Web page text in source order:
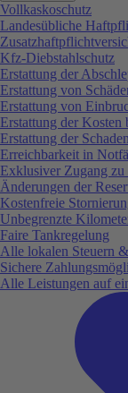
Vollkaskoschutz
Landesübliche
Kfz-Diebstahlschutz
Erstattung der
Erstattung von
Erstattung von
Erstattung der Kosten
Erstattung der
Erreichbarkeit in
Exklusiver Zugang
Änderungen der
Kostenfreie
Unbegrenzte
Faire Tankregelung
Alle lokalen Steuern
Sichere
Alle Leistungen auf